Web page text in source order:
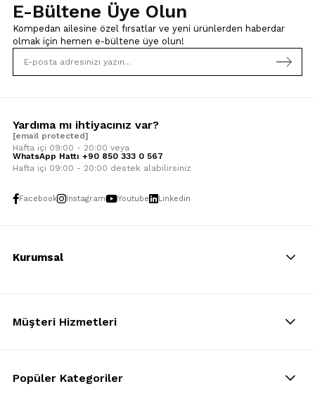
E-Bültene Üye Olun
Kompedan ailesine özel fırsatlar ve yeni ürünlerden haberdar
olmak için hemen e-bültene üye olun!
Yardıma mı ihtiyacınız var?
[email protected]
Hafta içi 09:00 - 20:00 veya
WhatsApp Hattı +90 850 333 0 567
Hafta içi 09:00 - 20:00 destek alabilirsiniz
Facebook Instagram Youtube Linkedin
Kurumsal
Müşteri Hizmetleri
Popüler Kategoriler